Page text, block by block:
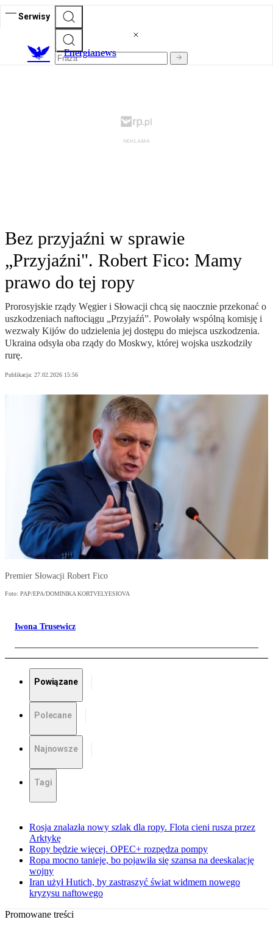
Serwisy
Energianews
Bez przyjaźni w sprawie
„Przyjaźni". Robert Fico: Mamy
prawo do tej ropy
Prorosyjskie rządy Węgier i Słowacji chcą się naocznie przekonać o
uszkodzeniach naftociągu „Przyjaźń”. Powołały wspólną komisję i
wezwały Kijów do udzielenia jej dostępu do miejsca uszkodzenia.
Ukraina odsyła oba rządy do Moskwy, której wojska uszkodziły
rurę.
Publikacja: 27.02.2026 15:56
Premier Słowacji Robert Fico
Foto: PAP/EPA/DOMINIKA KORTVELYESIOVA
Iwona Trusewicz
Powiązane
Polecane
Najnowsze
Tagi
Rosja znalazła nowy szlak dla ropy. Flota cieni rusza przez
Arktykę
Ropy będzie więcej. OPEC+ rozpędza pompy
Ropa mocno tanieje, bo pojawiła się szansa na deeskalację
wojny
Iran użył Hutich, by zastraszyć świat widmem nowego
kryzysu naftowego
Promowane treści